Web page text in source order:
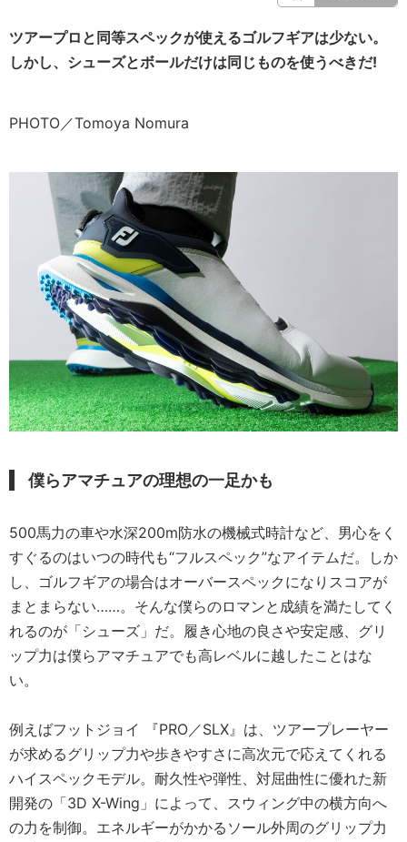
ツアープロと同等スペックが使えるゴルフギアは少ない。
しかし、シューズとボールだけは同じものを使うべきだ!
PHOTO／Tomoya Nomura
僕らアマチュアの理想の一足かも
500馬力の車や水深200m防水の機械式時計など、男心をく
すぐるのはいつの時代も“フルスペック”なアイテムだ。しか
し、ゴルフギアの場合はオーバースペックになりスコアが
まとまらない……。そんな僕らのロマンと成績を満たしてく
れるのが「シューズ」だ。履き心地の良さや安定感、グリ
ップ力は僕らアマチュアでも高レベルに越したことはな
い。
例えばフットジョイ 『PRO／SLX』は、ツアープレーヤー
が求めるグリップ力や歩きやすさに高次元で応えてくれる
ハイスペックモデル。耐久性や弾性、対屈曲性に優れた新
開発の「3D X-Wing」によって、スウィング中の横方向へ
の力を制御。エネルギーがかかるソール外周のグリップ力